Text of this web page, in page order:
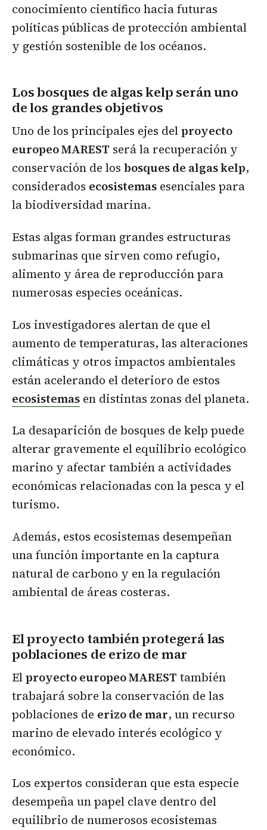
conocimiento científico hacia futuras
políticas públicas de protección ambiental
y gestión sostenible de los océanos.
Los bosques de algas kelp serán uno
de los grandes objetivos
Uno de los principales ejes delproyecto
europeo MAREST será la recuperación y
conservación de los bosques de algas kelp,
considerados ecosistemas esenciales para
la biodiversidad marina.
Estas algas forman grandes estructuras
submarinas que sirven como refugio,
alimento y área de reproducción para
numerosas especies oceánicas.
Los investigadores alertan de que el
aumento de temperaturas, las alteraciones
climáticas y otros impactos ambientales
están acelerando el deterioro de estos
ecosistemas en distintas zonas del planeta.
La desaparición de bosques de kelp puede
alterar gravemente el equilibrio ecológico
marino y afectar también a actividades
económicas relacionadas con la pesca y el
turismo.
Además, estos ecosistemas desempeñan
una función importante en la captura
natural de carbono y en la regulación
ambiental de áreas costeras.
El proyecto también protegerá las
poblaciones de erizo de mar
Elproyecto europeo MAREST también
trabajará sobre la conservación de las
poblaciones de erizo de mar, un recurso
marino de elevado interés ecológico y
económico.
Los expertos consideran que esta especie
desempeña un papel clave dentro del
equilibrio de numerosos ecosistemas